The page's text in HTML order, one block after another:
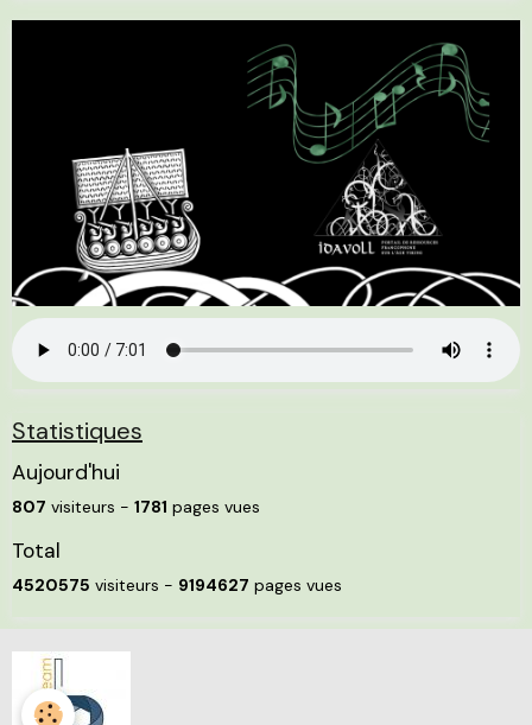
Statistiques
Aujourd'hui
807 visiteurs - 1781 pages vues
Total
4520575 visiteurs - 9194627 pages vues